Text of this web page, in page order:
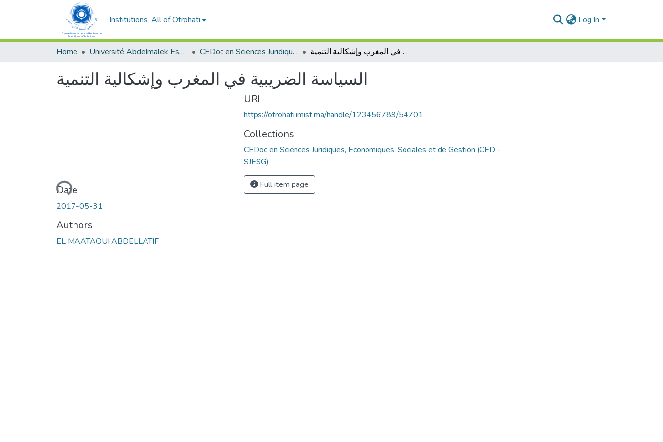
Institutions All of Otrohati Log In
Home Université Abdelmalek Essaâdi - Tétouan CEDoc en Sciences Juridiques, Economiques, Sociales et de Gestion (CED - SJESG) السياسة الضريبية في المغرب وإشكالية التنمية
السياسة الضريبية في المغرب وإشكالية التنمية
Loading...
Date
2017-05-31
Authors
EL MAATAOUI ABDELLATIF
URI
https://otrohati.imist.ma/handle/123456789/54701
Collections
CEDoc en Sciences Juridiques, Economiques, Sociales et de Gestion (CED -
SJESG)
Full item page